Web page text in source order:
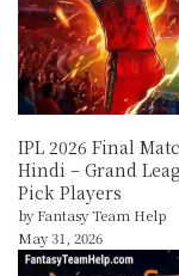
IPL 2026 Final
Hindi – Grand
Pick Players
by Fantasy Team Help
May 31, 2026